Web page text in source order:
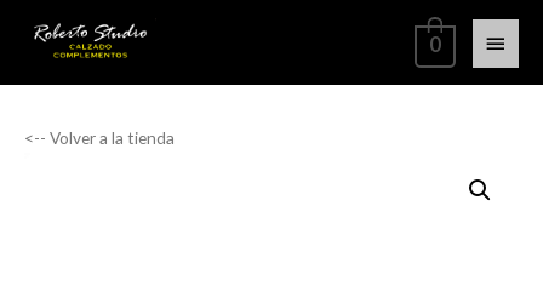
0
<-- Volver a la tienda